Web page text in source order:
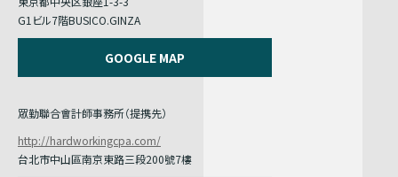
G1ビル7階BUSICO.GINZA
GOOGLE MAP
眾勤聯合會計師事務所（提携先）
http://hardworkingcpa.com/
台北市中山區南京東路三段200號7樓